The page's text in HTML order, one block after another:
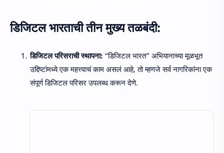
डिजिटल भारताची तीन मुख्य तळबंदी:
डिजिटल परिसराची स्थापना: “डिजिटल भारत” अभियानाच्या मूळभूत
उद्दिष्टांमध्ये एक महत्त्वाचं काम असलं आहे, तो म्हणजे सर्व नागरिकांना एक
संपूर्ण डिजिटल परिसर उपलब्ध करून देणे.